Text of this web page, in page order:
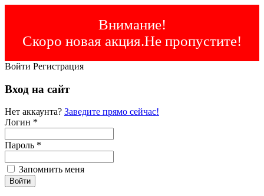
Внимание!
Скоро новая акция.Не пропустите!
Войти Регистрация
Вход на сайт
Нет аккаунта? Заведите прямо сейчас!
Логин *
Пароль *
Запомнить меня